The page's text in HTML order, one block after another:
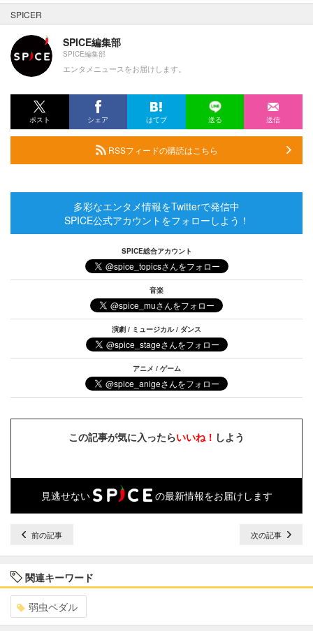
SPICER
SPICE編集部
SPICE編集部
エンタメニュースをお届けします。
ポスト シェア はてブ 送る 送信
RSSフィードの購読はこちら
多彩なエンタメ情報をTwitterで発信中
SPICE公式アカウントをフォローしよう！
SPICE総合アカウント
音楽
演劇 / ミュージカル / ダンス
アニメ / ゲーム
この記事が気に入ったらいいね！ しよう
見逃せない の最新情報をお届けします
前の記事 次の記事
関連キーワード
弱虫ペダル